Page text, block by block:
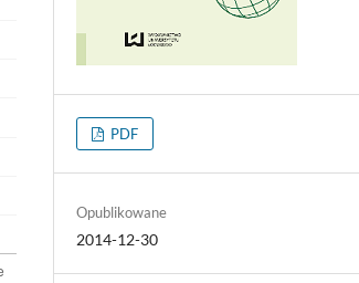
PDF
Opublikowane
2014-12-30